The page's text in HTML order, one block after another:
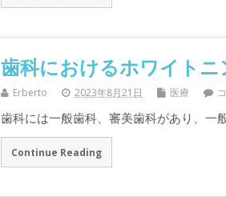
歯科におけるホワイトニ
Erberto 2023年8月21日 医療
歯科には一般歯科、審美歯科があり、一
Continue Reading